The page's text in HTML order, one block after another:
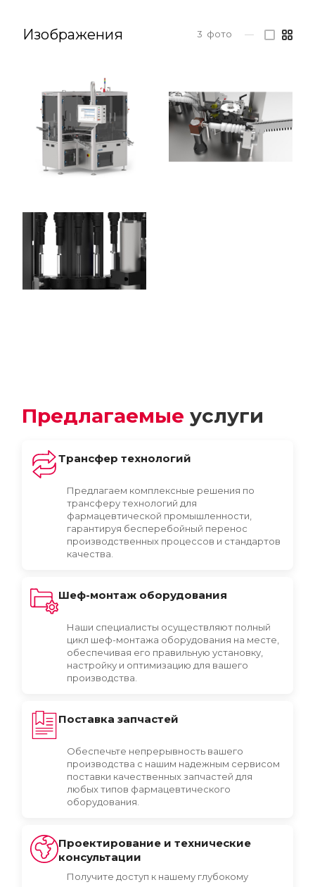
Изображения 3 фото —
Предлагаемые услуги
Трансфер технологий
Предлагаем комплексные решения по
трансферу технологий для
фармацевтической промышленности,
гарантируя бесперебойный перенос
производственных процессов и стандартов
качества.
Шеф-монтаж оборудования
Наши специалисты осуществляют полный
цикл шеф-монтажа оборудования на месте,
обеспечивая его правильную установку,
настройку и оптимизацию для вашего
производства.
Поставка запчастей
Обеспечьте непрерывность вашего
производства с нашим надежным сервисом
поставки качественных запчастей для
любых типов фармацевтического
оборудования.
Проектирование и технические
консультации
Получите доступ к нашему глубокому